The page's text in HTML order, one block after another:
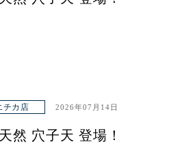
チカ店 2026年07月14日
然 穴子天 登場！